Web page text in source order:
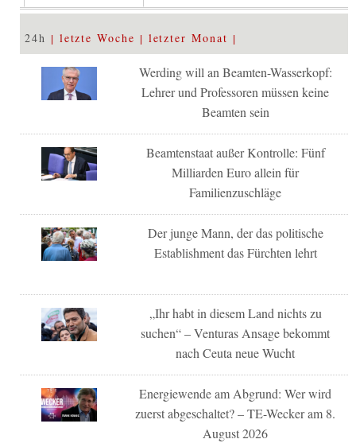
24h letzte Woche letzter Monat
Werding will an Beamten-Wasserkopf:
Lehrer und Professoren müssen keine
Beamten sein
Beamtenstaat außer Kontrolle: Fünf
Milliarden Euro allein für
Familienzuschläge
Der junge Mann, der das politische
Establishment das Fürchten lehrt
„Ihr habt in diesem Land nichts zu
suchen“ – Venturas Ansage bekommt
nach Ceuta neue Wucht
Energiewende am Abgrund: Wer wird
zuerst abgeschaltet? – TE-Wecker am 8.
August 2026